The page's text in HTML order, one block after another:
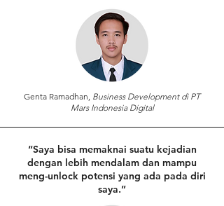
⁠Genta Ramadhan, Business Development di PT
Mars Indonesia Digital
“Saya bisa memaknai suatu kejadian
dengan lebih mendalam dan mampu
meng-unlock potensi yang ada pada diri
saya.”